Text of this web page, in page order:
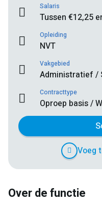
Salaris
Tussen €12,25
Opleiding
NVT
Vakgebied
Administratief /
Contracttype
Oproep basis /
Voeg
Over de functie